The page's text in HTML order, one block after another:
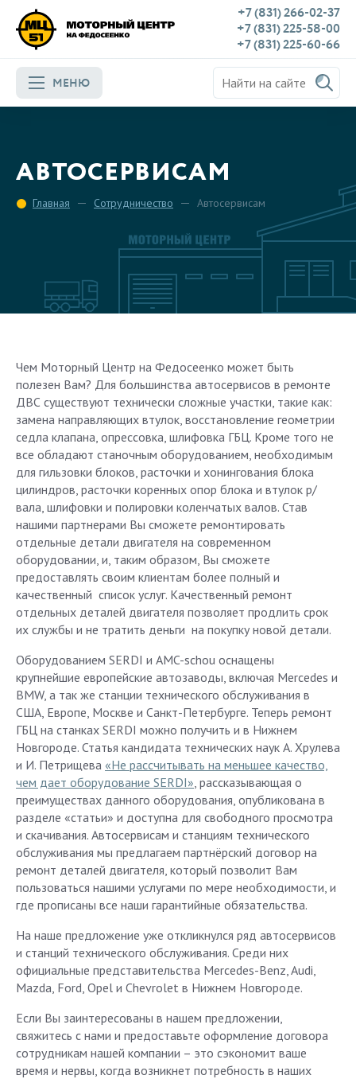
+7 (831) 266-02-37
+7 (831) 225-58-00
+7 (831) 225-60-66
МЕНЮ
АВТОСЕРВИСАМ
Главная Сотрудничество Автосервисам
Чем Моторный Центр на Федосеенко может быть
полезен Вам? Для большинства автосервисов в ремонте
ДВС существуют технически сложные участки, такие как:
замена направляющих втулок, восстановление геометрии
седла клапана, опрессовка, шлифовка ГБЦ. Кроме того не
все обладают станочным оборудованием, необходимым
для гильзовки блоков, расточки и хонингования блока
цилиндров, расточки коренных опор блока и втулок р/
вала, шлифовки и полировки коленчатых валов. Став
нашими партнерами Вы сможете ремонтировать
отдельные детали двигателя на современном
оборудовании, и, таким образом, Вы сможете
предоставлять своим клиентам более полный и
качественный список услуг. Качественный ремонт
отдельных деталей двигателя позволяет продлить срок
их службы и не тратить деньги на покупку новой детали.
Оборудованием SERDI и AMC-schou оснащены
крупнейшие европейские автозаводы, включая Mercedes и
BMW, а так же станции технического обслуживания в
США, Европе, Москве и Санкт-Петербурге. Теперь ремонт
ГБЦ на станках SERDI можно получить и в Нижнем
Новгороде. Статья кандидата технических наук А. Хрулева
и И. Петрищева «Не рассчитывать на меньшее качество,
чем дает оборудование SERDI», рассказывающая о
преимуществах данного оборудования, опубликована в
разделе «статьи» и доступна для свободного просмотра
и скачивания. Автосервисам и станциям технического
обслуживания мы предлагаем партнёрский договор на
ремонт деталей двигателя, который позволит Вам
пользоваться нашими услугами по мере необходимости, и
где прописаны все наши гарантийные обязательства.
На наше предложение уже откликнулся ряд автосервисов
и станций технического обслуживания. Среди них
официальные представительства Mercedes-Benz, Audi,
Mazda, Ford, Opel и Chevrolet в Нижнем Новгороде.
Если Вы заинтересованы в нашем предложении,
свяжитесь с нами и предоставьте оформление договора
сотрудникам нашей компании – это сэкономит ваше
время и нервы, когда возникнет потребность в наших